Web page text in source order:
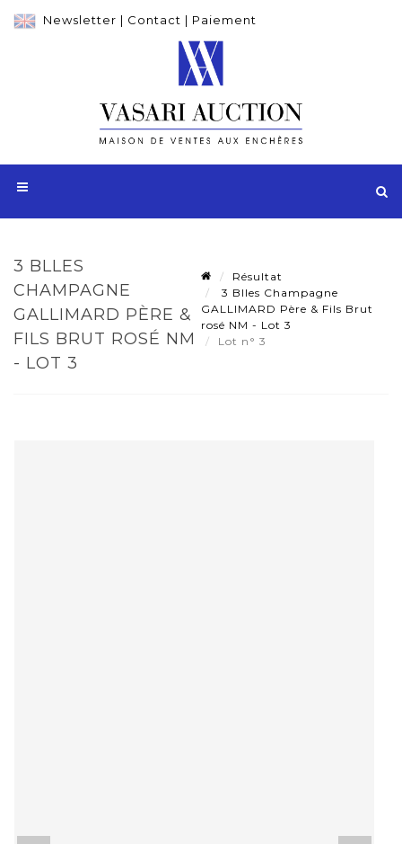
Newsletter | Contact | Paiement
3 BLLES
CHAMPAGNE
GALLIMARD PÈRE &
FILS BRUT ROSÉ NM
- LOT 3
Résultat
3 Blles Champagne
GALLIMARD Père & Fils Brut
rosé NM - Lot 3
Lot n° 3